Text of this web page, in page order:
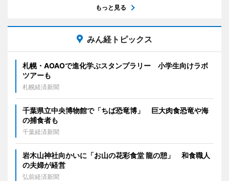
もっと見る
みん経トピックス
札幌・AOAOで進化学ぶスタンプラリー 小学生向けラボ
ツアーも
札幌経済新聞
千葉県立中央博物館で「ちば恐竜博」 巨大肉食恐竜や海
の捕食者も
千葉経済新聞
岩木山神社向かいに「お山の花彩食堂 龍の憩」 和食職人
の夫婦が経営
弘前経済新聞